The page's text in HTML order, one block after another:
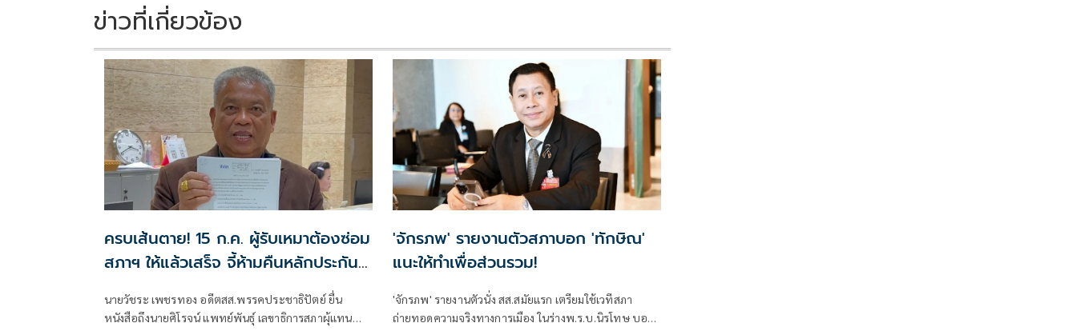
ข่าวที่เกี่ยวข้อง
ครบเส้นตาย! 15 ก.ค. ผู้รับเหมาต้องซ่อม
สภาฯ ให้แล้วเสร็จ จี้ห้ามคืนหลักประกัน
614 ล้านบาท คิดค่าปรับล่าช้าวันละ 12
ล้าน
นายวัชระ เพชรทอง อดีตสส.พรรคประชาธิปัตย์ ยื่น
หนังสือถึงนายศิโรจน์ แพทย์พันธุ์ เลขาธิการสภาผุ้แทน
'จักรภพ' รายงานตัวสภาบอก 'ทักษิณ'
แนะให้ทำเพื่อส่วนรวม!
'จักรภพ' รายงานตัวนั่ง สส.สมัยแรก เตรียมใช้เวทีสภา
ถ่ายทอดความจริงทางการเมือง ในร่างพ.ร.บ.นิรโทษ บอก